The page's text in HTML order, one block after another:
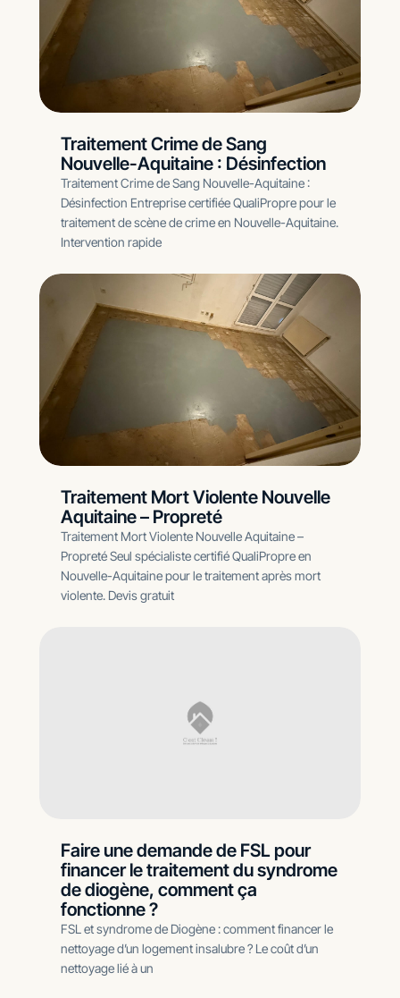
Traitement Crime de Sang
Nouvelle-Aquitaine : Désinfection
Traitement Crime de Sang Nouvelle-Aquitaine :
Désinfection Entreprise certifiée QualiPropre pour le
traitement de scène de crime en Nouvelle-Aquitaine.
Intervention rapide
Traitement Mort Violente Nouvelle
Aquitaine – Propreté
Traitement Mort Violente Nouvelle Aquitaine –
Propreté Seul spécialiste certifié QualiPropre en
Nouvelle-Aquitaine pour le traitement après mort
violente. Devis gratuit
Faire une demande de FSL pour
financer le traitement du syndrome
de diogène, comment ça
fonctionne ?
FSL et syndrome de Diogène : comment financer le
nettoyage d’un logement insalubre ? Le coût d’un
nettoyage lié à un